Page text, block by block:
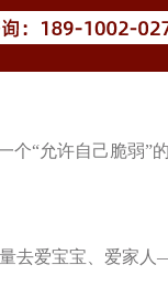
个“允许自己脆弱”
去爱宝宝、爱家